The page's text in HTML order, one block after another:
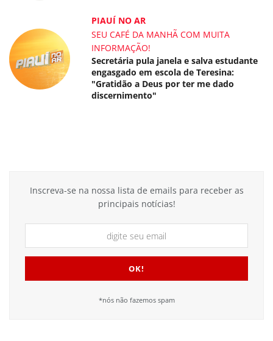
PIAUÍ NO AR
SEU CAFÉ DA MANHÃ COM MUITA
INFORMAÇÃO!
Secretária pula janela e salva estudante
engasgado em escola de Teresina:
"Gratidão a Deus por ter me dado
discernimento"
Inscreva-se na nossa lista de emails para receber as
principais notícias!
*nós não fazemos spam